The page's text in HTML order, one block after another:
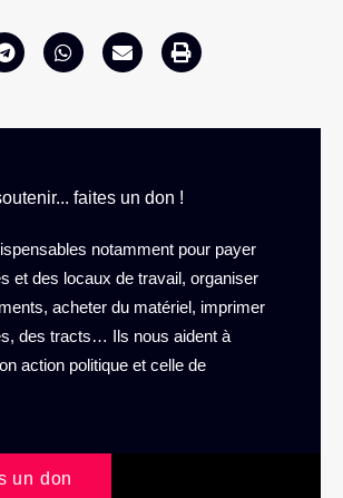
faites un don !
notamment pour payer
et des locaux de travail, organiser
acheter du matériel, imprimer
des tracts… Ils nous aident à
action politique et celle de
un don